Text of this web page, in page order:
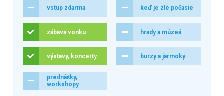
vstup zdarma keď je zlé počasie
zábava vonku hrady a múzeá
výstavy, koncerty burzy a jarmoky
prednášky,
workshopy